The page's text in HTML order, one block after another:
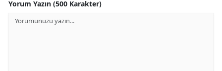
Yorum Yazın (500 Karakter)